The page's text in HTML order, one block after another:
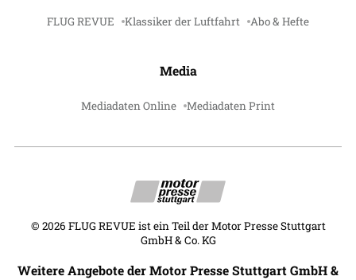
FLUG REVUE Klassiker der Luftfahrt Abo & Hefte
Media
Mediadaten Online Mediadaten Print
© 2026 FLUG REVUE ist ein Teil der Motor Presse Stuttgart
GmbH & Co. KG
Weitere Angebote der Motor Presse Stuttgart GmbH &